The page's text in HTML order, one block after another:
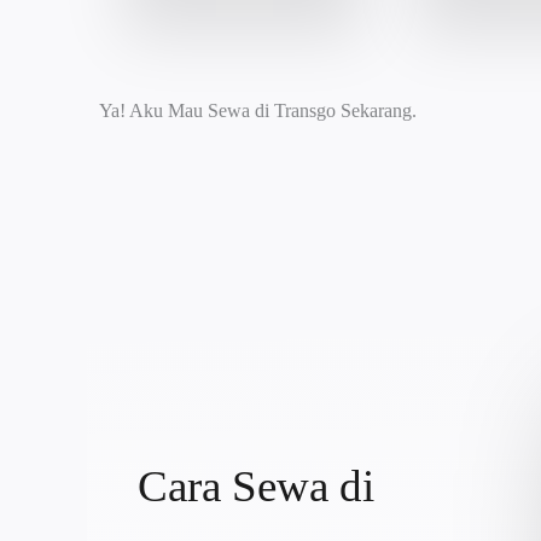
Ya! Aku Mau Sewa di Transgo Sekarang.
Cara Sewa di